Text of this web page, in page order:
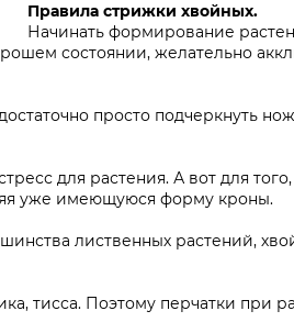
Правила стрижки хвойных.
Начинать формирование
состоянии, желательно
просто подчеркнуть
для растения. А вот для
уже имеющуюся форму кроны.
лиственных растений,
тисса. Поэтому перчатки при